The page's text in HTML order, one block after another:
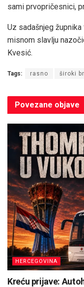
sami prvopričesnici,
Uz sadašnjeg
misnom slavlju
Kvesić.
Tags: rasno široki
Povezane objave
HERCEGOVINA
Kreću prijave: